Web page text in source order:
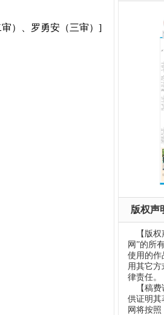
）、罗勇安（三审）]
版权声
【版权
网”的所
使用的作
用其它
律责任。
【稿费
供证明其
网将按